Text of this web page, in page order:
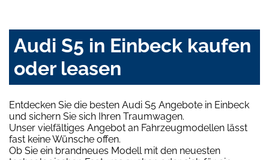
Audi S5 in Einbeck kaufen
oder leasen
Entdecken Sie die besten Audi S5 Angebote in Einbeck
und sichern Sie sich Ihren Traumwagen.
Unser vielfältiges Angebot an Fahrzeugmodellen lässt
fast keine Wünsche offen.
Ob Sie ein brandneues Modell mit den neuesten